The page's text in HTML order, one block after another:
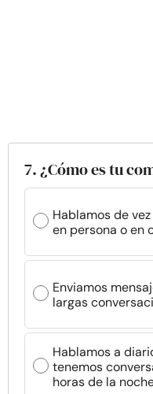
7. ¿Cómo es tu
Hablamos de
en persona o en
Enviamos
largas
Hablamos a
tenemos
horas de la